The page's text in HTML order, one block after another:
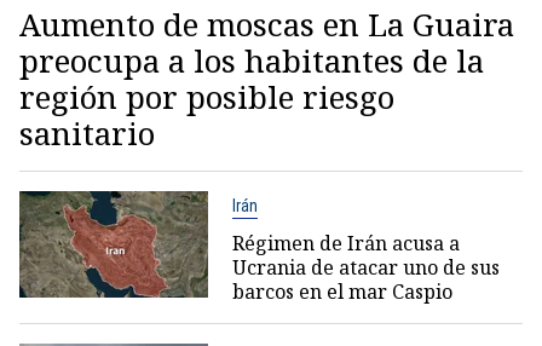
Aumento de moscas en La Guaira
preocupa a los habitantes de la
región por posible riesgo
sanitario
Irán
Régimen de Irán acusa a
Ucrania de atacar uno de sus
barcos en el mar Caspio